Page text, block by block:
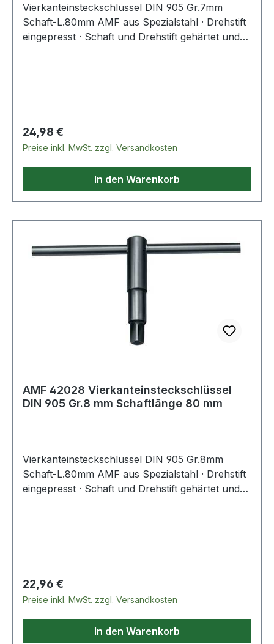
Vierkanteinsteckschlüssel DIN 905 Gr.7mm
Schaft-L.80mm AMF aus Spezialstahl · Drehstift
eingepresst · Schaft und Drehstift gehärtet und
Regulärer Preis:
24,98 €
Preise inkl. MwSt. zzgl. Versandkosten
In den Warenkorb
AMF 42028 Vierkanteinsteckschlüssel
DIN 905 Gr.8 mm Schaftlänge 80 mm
Vierkanteinsteckschlüssel DIN 905 Gr.8mm
Schaft-L.80mm AMF aus Spezialstahl · Drehstift
eingepresst · Schaft und Drehstift gehärtet und
Regulärer Preis:
22,96 €
Preise inkl. MwSt. zzgl. Versandkosten
In den Warenkorb